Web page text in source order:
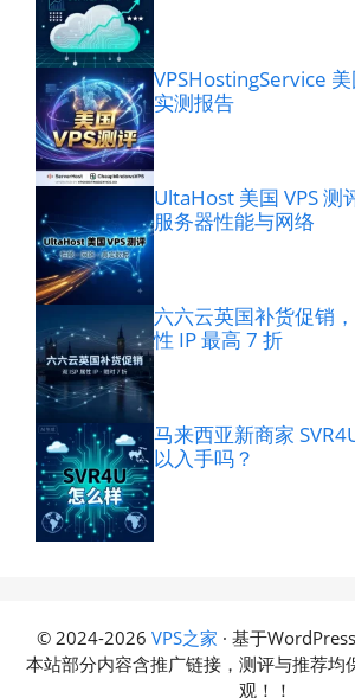
VPSHostingService 美
实测报告
UltaHost 美国 VPS 测
服务器性能与网络
六六云英国补货促销
性 IP 最高 7 折
马来西亚新商家
以入手吗？
© 2024-2026 VPS之家 · 基于
本站部分内容含推广链接，测评与推荐均
观！！